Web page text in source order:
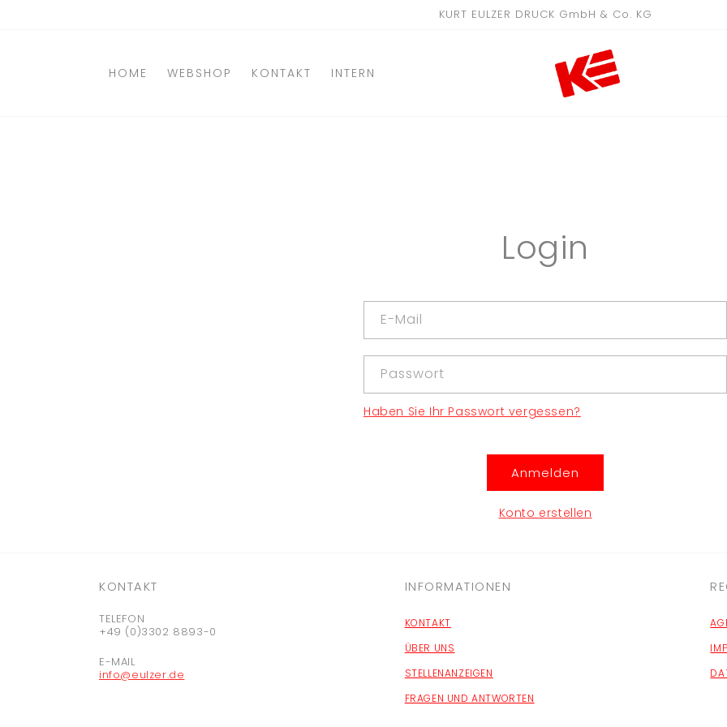
KURT EULZER DRUCK GmbH & Co. KG
HOME WEBSHOP KONTAKT INTERN
Login
E-Mail
Passwort
Haben Sie Ihr Passwort vergessen?
Anmelden
Konto erstellen
KONTAKT
TELEFON
+49 (0)3302 8893-0
E-MAIL
info@eulzer.de
INFORMATIONEN
KONTAKT
ÜBER UNS
STELLENANZEIGEN
FRAGEN UND ANTWORTEN